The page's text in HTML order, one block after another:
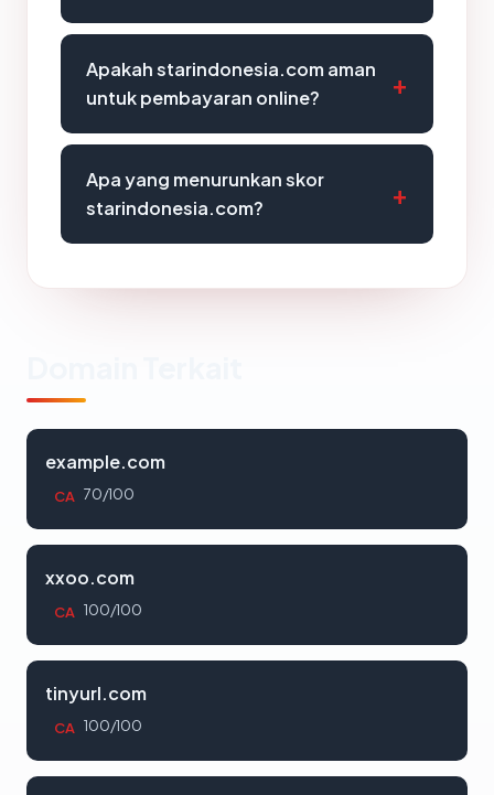
Apakah starindonesia.com aman
untuk pembayaran online?
Apa yang menurunkan skor
starindonesia.com?
example.com
CA 70/100
xxoo.com
CA 100/100
tinyurl.com
CA 100/100